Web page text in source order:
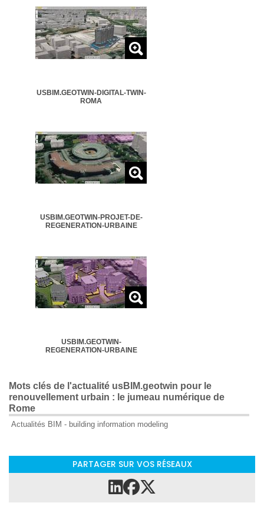
USBIM.GEOTWIN-DIGITAL-TWIN-
ROMA
USBIM.GEOTWIN-PROJET-DE-
REGENERATION-URBAINE
USBIM.GEOTWIN-
REGENERATION-URBAINE
Mots clés de l'actualité usBIM.geotwin pour le
renouvellement urbain : le jumeau numérique de
Rome
Actualités BIM - building information modeling
PARTAGER SUR VOS RÉSEAUX